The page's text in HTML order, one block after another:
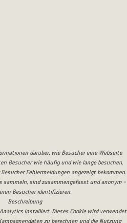
darüber, wie Besucher eine Webseite
Besucher wie häufig und wie lange besuchen,
Fehlermeldungen angezeigt bekommen.
sammeln, sind zusammengefasst und anonym -
Besucher identifizieren.
Beschreibung
installiert. Dieses Cookie wird verwendet
zu berechnen und die Nutzung